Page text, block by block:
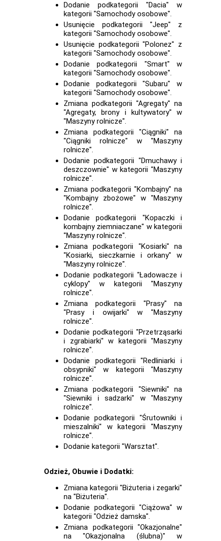
Dodanie podkategorii "Dacia" w
kategorii "Samochody osobowe".
Usunięcie podkategorii "Jeep" z
kategorii "Samochody osobowe".
Usunięcie podkategorii "Polonez" z
kategorii "Samochody osobowe".
Dodanie podkategorii "Smart" w
kategorii "Samochody osobowe".
Dodanie podkategorii "Subaru" w
kategorii "Samochody osobowe".
Zmiana podkategorii "Agregaty" na
"Agregaty, brony i kultywatory" w
"Maszyny rolnicze".
Zmiana podkategorii "Ciągniki" na
"Ciągniki rolnicze" w "Maszyny
rolnicze".
Dodanie podkategorii "Dmuchawy i
deszczownie" w kategorii "Maszyny
rolnicze".
Zmiana podkategorii "Kombajny" na
"Kombajny zbożowe" w "Maszyny
rolnicze".
Dodanie podkategorii "Kopaczki i
kombajny ziemniaczane" w kategorii
"Maszyny rolnicze".
Zmiana podkategorii "Kosiarki" na
"Kosiarki, sieczkarnie i orkany" w
"Maszyny rolnicze".
Dodanie podkategorii "Ładowacze i
cyklopy" w kategorii "Maszyny
rolnicze".
Zmiana podkategorii "Prasy" na
"Prasy i owijarki" w "Maszyny
rolnicze".
Dodanie podkategorii "Przetrząsarki
i zgrabiarki" w kategorii "Maszyny
rolnicze".
Dodanie podkategorii "Redliniarki i
obsypniki" w kategorii "Maszyny
rolnicze".
Zmiana podkategorii "Siewniki" na
"Siewniki i sadzarki" w "Maszyny
rolnicze".
Dodanie podkategorii "Śrutowniki i
mieszalniki" w kategorii "Maszyny
rolnicze".
Dodanie kategorii "Warsztat".
Odzież, Obuwie i Dodatki:
Zmiana kategorii "Biżuteria i zegarki"
na "Biżuteria".
Dodanie podkategorii "Ciążowa" w
kategorii "Odzież damska".
Zmiana podkategorii "Okazjonalne"
na "Okazjonalna (ślubna)" w